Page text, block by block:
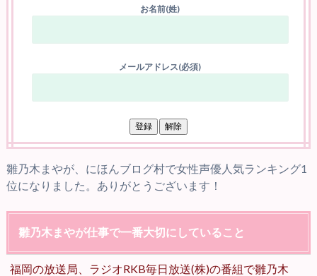
お名前(姓)
メールアドレス(必須)
雛乃木まやが、にほんブログ村で女性声優人気ランキング1
位になりました。ありがとうございます！
雛乃木まやが仕事で一番大切にしていること
福岡の放送局、ラジオRKB毎日放送(株)の番組で雛乃木